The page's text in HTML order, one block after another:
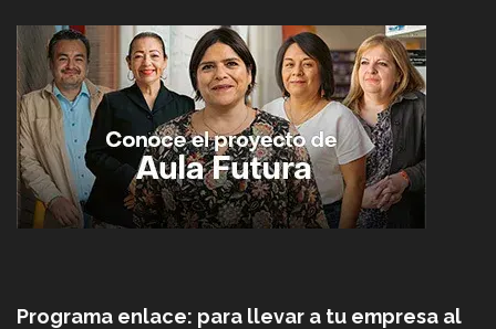
Programa enlace: para llevar a tu empresa al